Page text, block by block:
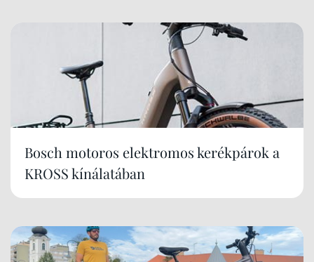
Bosch motoros elektromos kerékpárok a
KROSS kínálatában